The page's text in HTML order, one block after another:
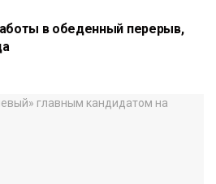
в обеденный перерыв,